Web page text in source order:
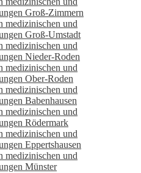
Groß-Zimmern
medizinischen und
Groß-Umstadt
medizinischen und
Nieder-Roden
medizinischen und
Ober-Roden
medizinischen und
Babenhausen
medizinischen und
Rödermark
medizinischen und
Eppertshausen
medizinischen und
Münster